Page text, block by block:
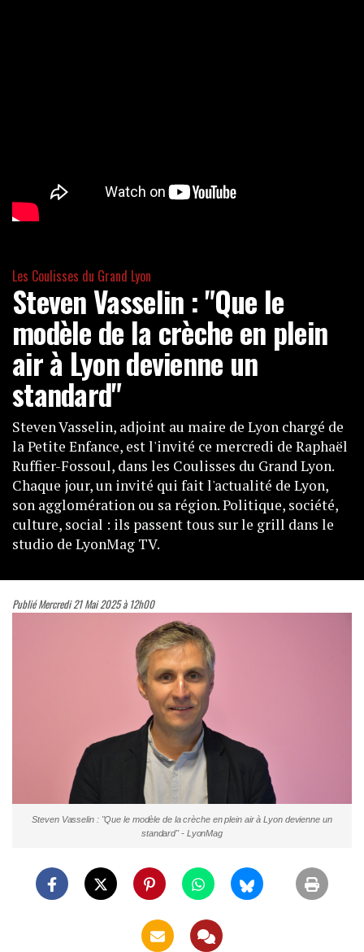
Les Coulisses du Grand Lyon
Steven Vasselin : "Que le
modèle de la crèche en plein
air à Lyon devienne un
standard"
Steven Vasselin, adjoint au maire de Lyon chargé de
la Petite Enfance, est l'invité ce mercredi de Raphaël
Ruffier-Fossoul, dans les Coulisses du Grand Lyon.
Chaque jour, un invité qui fait l'actualité de Lyon,
son agglomération ou sa région. Politique, société,
culture, social : ils passent tous sur le grill dans le
studio de LyonMag TV.
Publié Mercredi 21 Mai 2025 à 12h00
Steven Vasselin : "Que le modèle de la crèche en plein air à Lyon devienne un
standard" - LyonMag